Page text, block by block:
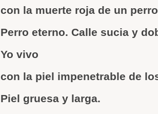
con la muerte roja de un
Perro eterno. Calle sucia y
Yo vivo
con la piel impenetrable de
Piel gruesa y larga.